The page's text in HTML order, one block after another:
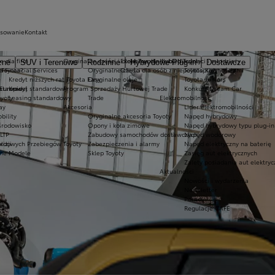
SUV i Terenowe Rodzinne Hybrydowe Plug-in
Dostawcze
Ekobonus dla hybryd Toyoty
Oferta dla osób z niepełnosprawnościami
Oryginalne części i oleje Toyoty
Oryginalne części
Oryginalne oleje
Program Sprzedaży Hurtowej Trade
Trade
Akcesoria
Oryginalne akcesoria Toyoty
Opony i koła zimowe
Zabudowy samochodów dostawczych
Zabezpieczenia i alarmy
Sklep Toyoty
Przebiegów Toyoty
Modele
Kluby dla dzieci i młodzieży
Toyota Kids
Toyota Juniors
Konkurs Dream Car
Elektromobilność
Lider elektromobilności
Napęd hybrydowy
Napęd hybrydowy typu plug-in
Napęd wodorowy
Napęd elektryczny na baterię
Zasięg aut elektrycznych
Zalety posiadania aut
Aktualności
Nowości i wydarzenia
Newsletter
Porady
Regulacje CAFE
dla firm
Financial Services
Kredyt niższych rat Toyota Easy
Kredyt standardowy
Leasing standardowy
Kontakt